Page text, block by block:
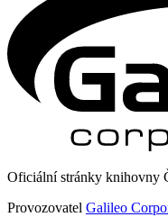
Oficiální stránky knihovny
Provozovatel Galileo